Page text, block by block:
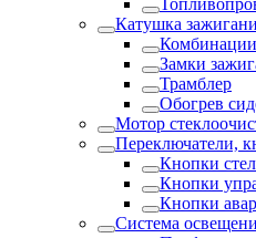
Катушка
Замки
Трамблер
Обогрев
Мотор
Переключатели,
Кнопки
Кнопки
Кнопки
Система